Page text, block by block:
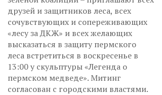
друзей и защитников леса, всех
сочувствующих и сопереживающих
«лесу за ДКЖ» и всех желающих
высказаться в защиту пермского
леса встретиться в воскресенье в
13:00 у скульптуры «Легенда о
пермском медведе». Митинг
согласован с городскими властями.